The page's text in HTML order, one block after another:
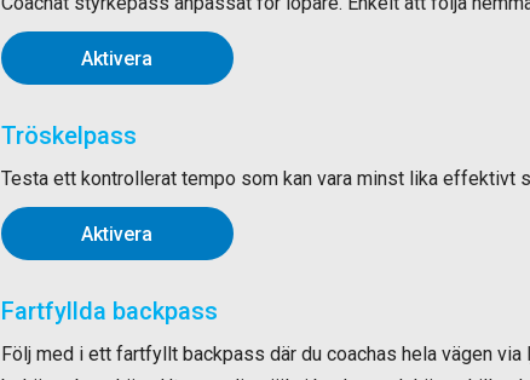
Aktivera
Tröskelpass
Testa ett kontrollerat tempo som kan vara minst lika effektivt
Aktivera
Fartfyllda backpass
Följ med i ett fartfyllt backpass där du coachas hela vägen